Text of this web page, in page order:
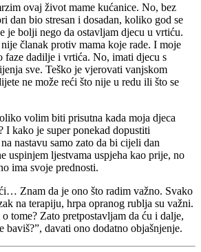
ovaj život mame kućanice. No, bez
dan bio stresan i dosadan, koliko god se
je bolji nego da ostavljam djecu u vrtiću.
članak protiv mama koje rade. I moje
faze dadilje i vrtića. No, imati djecu s
sve. Teško je vjerovati vanjskom
ne može reći što nije u redu ili što se
volim biti prisutna kada moja djeca
I kako je super ponekad dopustiti
nastavu samo zato da bi cijeli dan
uspinjem ljestvama uspjeha kao prije, no
ima svoje prednosti.
Znam da je ono što radim važno. Svako
na terapiju, hrpa opranog rublja su važni.
tome? Zato pretpostavljam da ću i dalje,
baviš?”, davati ono dodatno objašnjenje.